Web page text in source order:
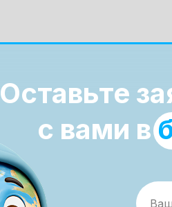
Оставьте
с вами в